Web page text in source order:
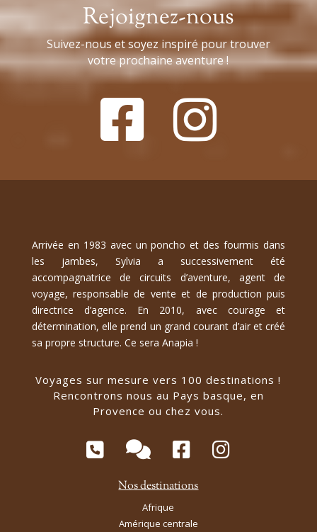
Rejoignez-nous
Suivez-nous et soyez inspiré pour trouver
votre prochaine aventure !
Arrivée en 1983 avec un poncho et des fourmis dans
les jambes, Sylvia a successivement été
accompagnatrice de circuits d’aventure, agent de
voyage, responsable de vente et de production puis
directrice d’agence. En 2010, avec courage et
détermination, elle prend un grand courant d’air et créé
sa propre structure. Ce sera Anapia !
Voyages sur mesure vers 100 destinations !
Rencontrons nous au Pays basque, en
Provence ou chez vous.
Nos destinations
Afrique
Amérique centrale